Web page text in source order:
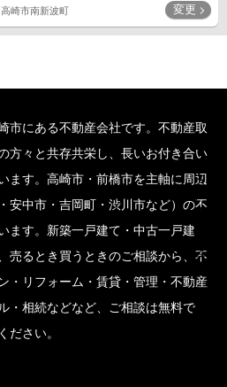
高崎市南新波町 変更
市にある不動産会社です。不動産取
方々と共存共栄し、長いお付き合い
ます。高崎市・前橋市を主軸に周辺
安中市・吉岡町・渋川市など）の不
ます。新築一戸建て・中古一戸建
売るとき買うときのご相談から、不
・リフォーム・賃貸・管理・不動産
・相続などなど、ご相談は無料で
さい。
SCROLL BOTTOM